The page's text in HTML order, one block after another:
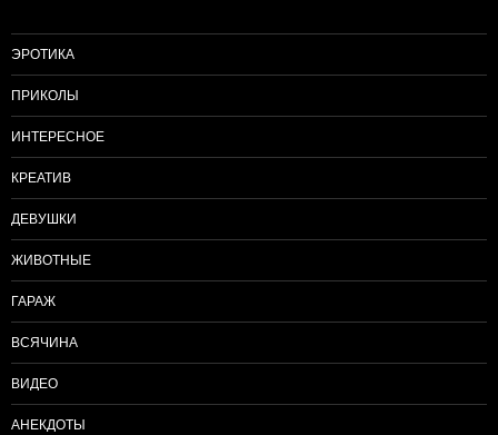
ЭРОТИКА
ПРИКОЛЫ
ИНТЕРЕСНОЕ
КРЕАТИВ
ДЕВУШКИ
ЖИВОТНЫЕ
ГАРАЖ
ВСЯЧИНА
ВИДЕО
АНЕКДОТЫ